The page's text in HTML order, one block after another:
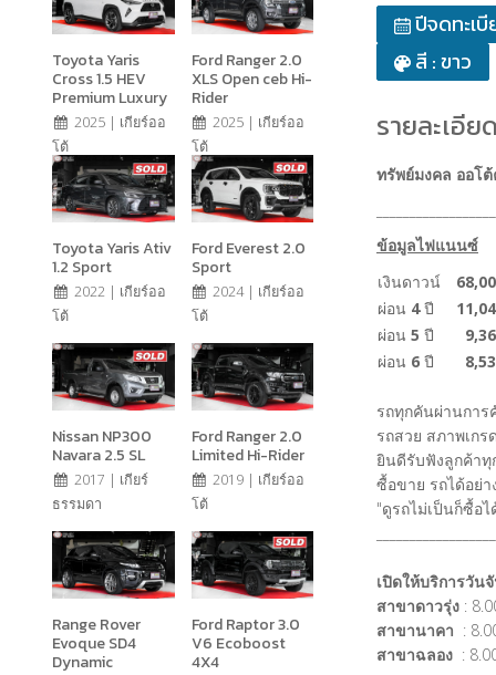
Toyota Yaris
Cross 1.5 HEV
Premium Luxury
2025 | เกียร์ออ
โต้
Ford Ranger 2.0
XLS Open ceb Hi-
Rider
2025 | เกียร์ออ
โต้
Toyota Yaris Ativ
1.2 Sport
2022 | เกียร์ออ
โต้
Ford Everest 2.0
Sport
2024 | เกียร์ออ
โต้
Nissan NP300
Navara 2.5 SL
2017 | เกียร์
ธรรมดา
Ford Ranger 2.0
Limited Hi-Rider
2019 | เกียร์ออ
โต้
Range Rover
Evoque SD4
Dynamic
Ford Raptor 3.0
V6 Ecoboost
4X4
ปีจดทะเ
สี : ขาว
รายละเอี
ทรัพย์มงคล ออโ
ข้อมูลไฟแนนซ์
เงินดาวน์
ผ่อน 4ปี
ผ่อน 5 ปี
ผ่อน 6 ปี
รถทุกคันผ่านกา
รถสวย สภาพเกร
ยินดีรับฟังลูกค้าทุ
ซื้อขาย รถได้อย่
"ดูรถไม่เป็นก็ซื้อ
เปิดให้บริการวัน
สาขาดาวรุ่ง :
สาขานาคา :
สาขาฉลอง :